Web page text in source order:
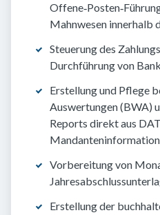
Mahnwesen innerhalb
Steuerung des
Durchführung von
Erstellung und Pflege
Auswertungen (BWA)
Reports direkt aus
Mandanteninformation
Vorbereitung von
Erstellung der